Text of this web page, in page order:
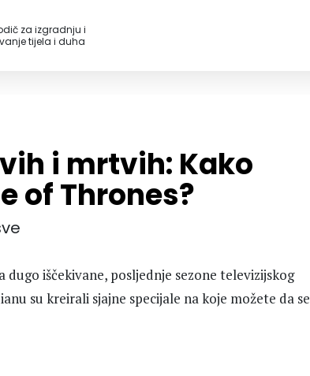
za izgradnju i
tijela i duha
i mrtvih: Kako
of Thrones?
dugo iščekivane, posljednje sezone televizijskog
su kreirali sjajne specijale na koje možete da se